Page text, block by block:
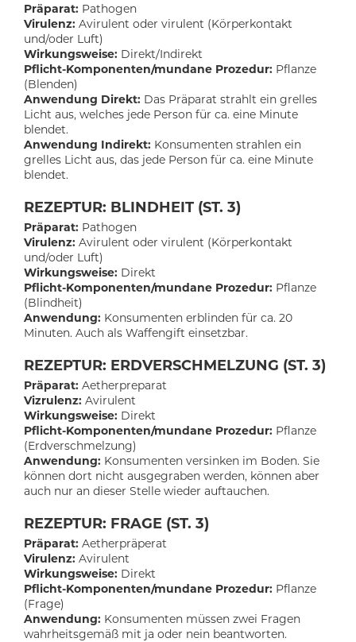
Präparat: Pathogen
Virulenz: Avirulent oder virulent (Körperkontakt
und/oder Luft)
Wirkungsweise: Direkt/Indirekt
Pflicht-Komponenten/mundane Prozedur: Pflanze
(Blenden)
Anwendung Direkt: Das Präparat strahlt ein grelles
Licht aus, welches jede Person für ca. eine Minute
blendet.
Anwendung Indirekt: Konsumenten strahlen ein
grelles Licht aus, das jede Person für ca. eine Minute
blendet.
REZEPTUR: BLINDHEIT (ST. 3)
Präparat: Pathogen
Virulenz: Avirulent oder virulent (Körperkontakt
und/oder Luft)
Wirkungsweise: Direkt
Pflicht-Komponenten/mundane Prozedur: Pflanze
(Blindheit)
Anwendung: Konsumenten erblinden für ca. 20
Minuten. Auch als Waffengift einsetzbar.
REZEPTUR: ERDVERSCHMELZUNG (ST. 3)
Präparat: Aetherpreparat
Vizrulenz: Avirulent
Wirkungsweise: Direkt
Pflicht-Komponenten/mundane Prozedur: Pflanze
(Erdverschmelzung)
Anwendung: Konsumenten versinken im Boden. Sie
können dort nicht ausgegraben werden, können aber
auch nur an dieser Stelle wieder auftauchen.
REZEPTUR: FRAGE (ST. 3)
Präparat: Aetherpräperat
Virulenz: Avirulent
Wirkungsweise: Direkt
Pflicht-Komponenten/mundane Prozedur: Pflanze
(Frage)
Anwendung: Konsumenten müssen zwei Fragen
wahrheitsgemäß mit ja oder nein beantworten.